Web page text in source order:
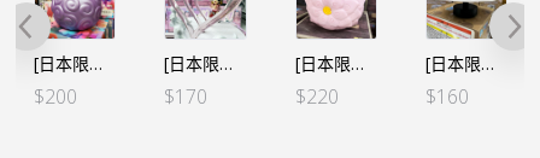
[日本限定] 海賊王 惡魔果實 房間小夜燈 – 路飛 橡膠果實 Ver.2 特別色
$200
[日本限定] 海賊王 房間小夜燈 – 女帝 甜甜甘風
$170
[日本限定] 海賊王 惡魔果實 房間小夜燈 – 羅賓 花花果實
$220
[日本限定] 海賊王 房間小夜燈 大熊帽
$160